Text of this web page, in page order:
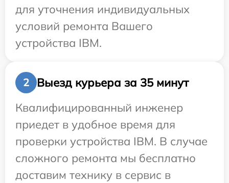
для уточнения индивидуальных
условий ремонта Вашего
устройства IBM.
2
Выезд курьера за 35 минут
Квалифицированный инженер
приедет в удобное время для
проверки устройства IBM. В случае
сложного ремонта мы бесплатно
доставим технику в сервис в